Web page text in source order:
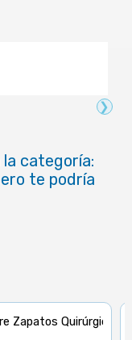
❯
categoría:
te podría